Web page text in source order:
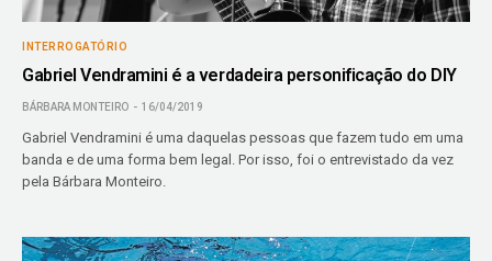
INTERROGATÓRIO
Gabriel Vendramini é a verdadeira personificação do DIY
BÁRBARA MONTEIRO 16/04/2019
Gabriel Vendramini é uma daquelas pessoas que fazem tudo em uma
banda e de uma forma bem legal. Por isso, foi o entrevistado da vez
pela Bárbara Monteiro.